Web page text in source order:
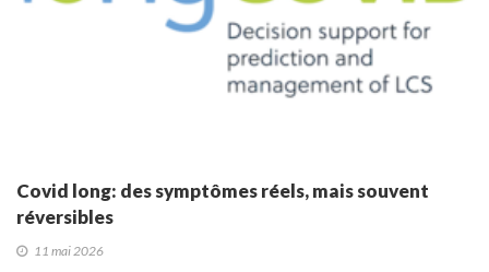
Covid long: des symptômes réels, mais souvent
réversibles
11 mai 2026